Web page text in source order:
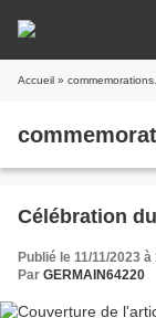
Accueil » commemorations.
Célébration
Publié le 11/11/2023
Par GERMAIN64220